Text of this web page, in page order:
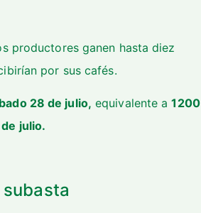
productores ganen hasta diez
por sus cafés.
28 de julio, equivalente a1200
julio.